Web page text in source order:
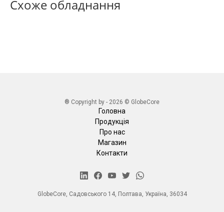
Схоже обладнання
Головна
Продукція
Про нас
Магазин
Контакти
GlobeCore, Садовського 14, Полтава, Україна, 36034
® Copyright by - 2026 © GlobeCore